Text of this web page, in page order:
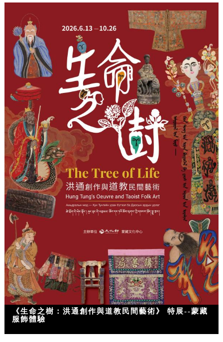
《生命之樹：洪通創作與道教民間藝術》 特展--蒙藏
服飾體驗